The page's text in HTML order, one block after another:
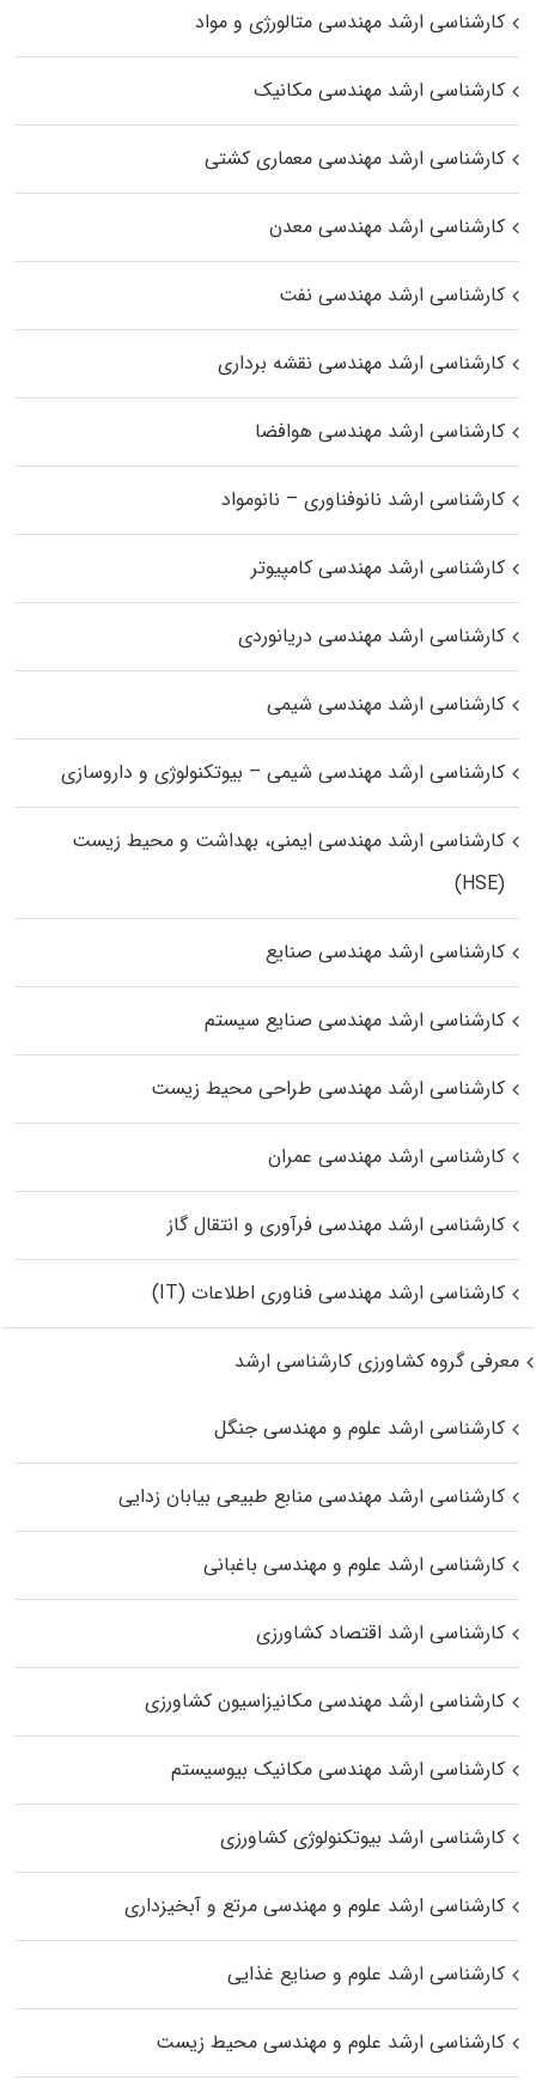
کارشناسی ارشد مهندسی متالورژی و مواد
کارشناسی ارشد مهندسی مکانیک
کارشناسی ارشد مهندسی معماری کشتی
کارشناسی ارشد مهندسی معدن
کارشناسی ارشد مهندسی نفت
کارشناسی ارشد مهندسی نقشه برداری
کارشناسی ارشد مهندسی هوافضا
کارشناسی ارشد نانوفناوری – نانومواد
کارشناسی ارشد مهندسی کامپیوتر
کارشناسی ارشد مهندسی دریانوردی
کارشناسی ارشد مهندسی شیمی
کارشناسی ارشد مهندسی شیمی – بیوتکنولوژی و داروسازی
کارشناسی ارشد مهندسی ایمنی، بهداشت و محیط زیست
(HSE)
کارشناسی ارشد مهندسی صنایع
کارشناسی ارشد مهندسی صنایع سیستم
کارشناسی ارشد مهندسی طراحی محیط زیست
کارشناسی ارشد مهندسی عمران
کارشناسی ارشد مهندسی فرآوری و انتقال گاز
کارشناسی ارشد مهندسی فناوری اطلاعات (IT)
معرفی گروه کشاورزی کارشناسی ارشد
کارشناسی ارشد علوم و مهندسی جنگل
کارشناسی ارشد مهندسی منابع طبیعی بیابان زدایی
کارشناسی ارشد علوم و مهندسی باغبانی
کارشناسی ارشد اقتصاد کشاورزی
کارشناسی ارشد مهندسی مکانیزاسیون کشاورزی
کارشناسی ارشد مهندسی مکانیک بیوسیستم
کارشناسی ارشد بیوتکنولوژی کشاورزی
کارشناسی ارشد علوم و مهندسی مرتع و آبخیزداری
کارشناسی ارشد علوم و صنایع غذایی
کارشناسی ارشد علوم و مهندسی محیط زیست